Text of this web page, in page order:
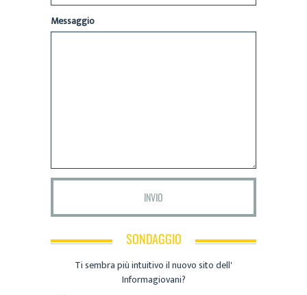
Messaggio
SONDAGGIO
Ti sembra più intuitivo il nuovo sito dell'
Informagiovani?